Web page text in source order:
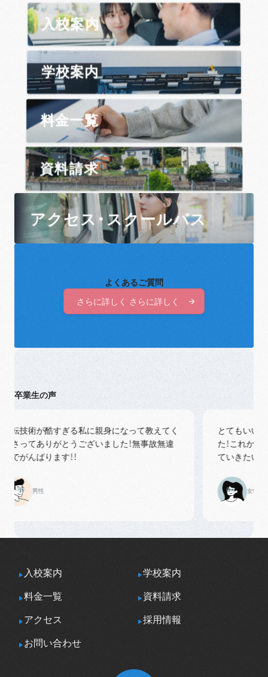
入校案内
学校案内
料金一覧
資料請求
アクセス・スクールバス
よくあるご質問
さらに詳しく さらに詳しく
さらに詳しく さらに詳しく
卒業生の声
技術が酷すぎる私に親身になって教えてく
ってありがとうございました！無事故無違
がんばります！！
男性
とてもいい経
た！これから
ていきたいと思
女性
入校案内 学校案内
料金一覧 資料請求
アクセス 採用情報
お問い合わせ